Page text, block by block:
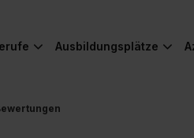
Ausbildungsplätze